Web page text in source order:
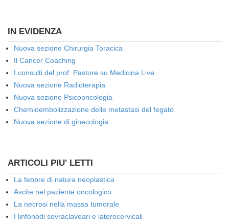
IN EVIDENZA
Nuova sezione Chirurgia Toracica
Il Cancer Coaching
I consulti del prof. Pastore su Medicina Live
Nuova sezione Radioterapia
Nuova sezione Psicooncologia
Chemioembolizzazione delle metastasi del fegato
Nuova sezione di ginecologia
ARTICOLI PIU' LETTI
La febbre di natura neoplastica
Ascite nel paziente oncologico
La necrosi nella massa tumorale
I linfonodi sovraclaveari e laterocervicali